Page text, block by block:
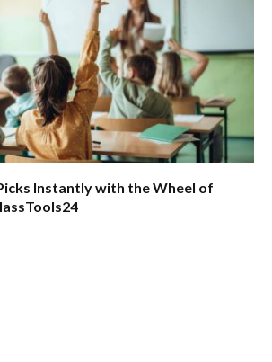
Instantly with the Wheel of